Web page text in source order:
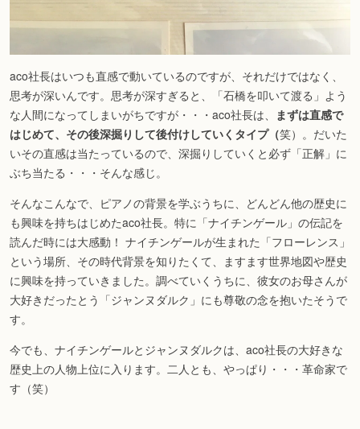
aco社長はいつも直感で動いているのですが、それだけではなく、
思考が深いんです。思考が深すぎると、「石橋を叩いて渡る」よう
な人間になってしまいがちですが・・・aco社長は、 まずは直感で
はじめて、その後深掘りして後付けしていくタイプ（笑）。だいた
いその直感は当たっているので、深掘りしていくと必ず「正解」に
ぶち当たる・・・そんな感じ。
そんなこんなで、ピアノの背景を学ぶうちに、どんどん他の歴史に
も興味を持ちはじめたaco社長。特に「ナイチンゲール」の伝記を
読んだ時には大感動！ ナイチンゲールが生まれた「フローレンス」
という場所、その時代背景を知りたくて、ますます世界地図や歴史
に興味を持っていきました。調べていくうちに、彼女のお母さんが
大好きだったとう「ジャンヌダルク」にも尊敬の念を抱いたそうで
す。
今でも、ナイチンゲールとジャンヌダルクは、aco社長の大好きな
歴史上の人物上位に入ります。二人とも、やっぱり・・・革命家で
す（笑）